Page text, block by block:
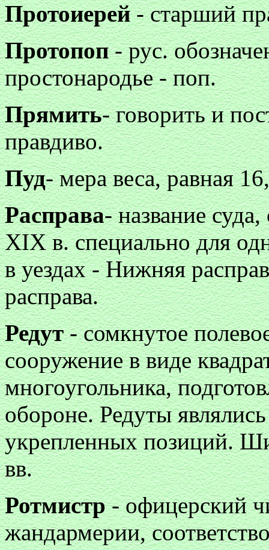
Протоиерей- старший
Протопоп- рус.
простонародье - поп.
Прямить- говорить и
правдиво.
Пуд- мера веса, равная
Расправа- название
XIX в. специально для
в уездах - Нижняя
расправа.
Редут- сомкнутое
сооружение в виде
многоугольника,
обороне. Редуты
укрепленных позиций.
вв.
Ротмистр- офицерский
жандармерии,